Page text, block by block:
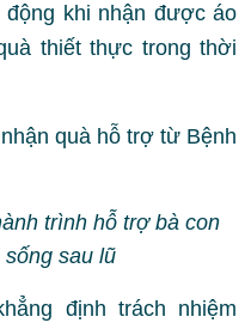
động khi nhận được áo
thiết thực trong thời
trình hỗ trợ bà con
sau lũ
định trách nhiệm